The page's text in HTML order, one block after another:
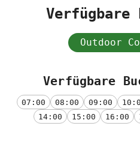
Outdoor
Verfügbare
07:00 08:00 09:00
14:00
15:00 16:00